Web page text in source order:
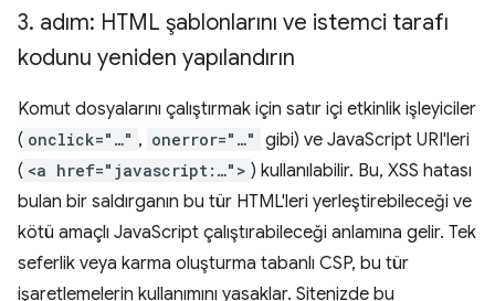
3. adım: HTML şablonlarını ve istemci tarafı
kodunu yeniden yapılandırın
Komut dosyalarını çalıştırmak için satır içi etkinlik işleyiciler
( onclick="…" , onerror="…" gibi) ve JavaScript URI'leri
( <a href="javascript:…"> ) kullanılabilir. Bu, XSS hatası
bulan bir saldırganın bu tür HTML'leri yerleştirebileceği ve
kötü amaçlı JavaScript çalıştırabileceği anlamına gelir. Tek
seferlik veya karma oluşturma tabanlı CSP, bu tür
işaretlemelerin kullanımını yasaklar. Sitenizde bu